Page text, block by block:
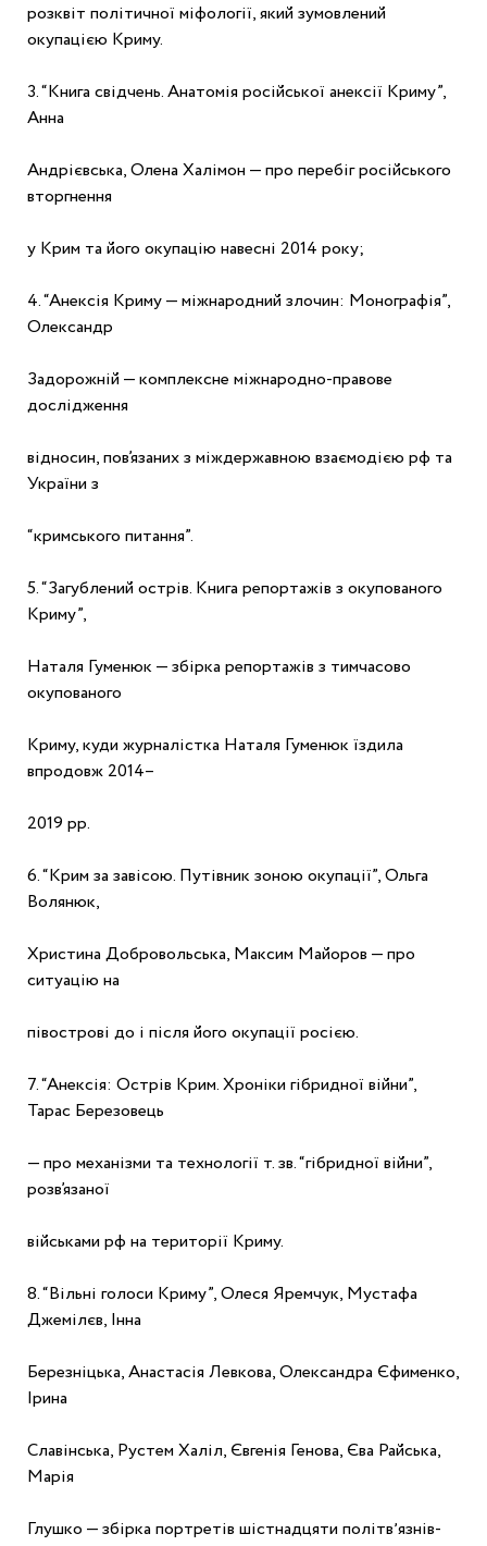
розквіт політичної міфології, який зумовлений
окупацією Криму.
3. “Книга свідчень. Анатомія російської анексії Криму”,
Анна
Андрієвська, Олена Халімон — про перебіг російського
вторгнення
у Крим та його окупацію навесні 2014 року;
4. “Анексія Криму — міжнародний злочин: Монографія”,
Олександр
Задорожній — комплексне міжнародно-правове
дослідження
відносин, пов’язаних з міждержавною взаємодією рф та
України з
“кримського питання”.
5. “Загублений острів. Книга репортажів з окупованого
Криму”,
Наталя Гуменюк — збірка репортажів з тимчасово
окупованого
Криму, куди журналістка Наталя Гуменюк їздила
впродовж 2014–
2019 рр.
6. “Крим за завісою. Путівник зоною окупації”, Ольга
Волянюк,
Христина Добровольська, Максим Майоров — про
ситуацію на
півострові до і після його окупації росією.
7. “Анексія: Острів Крим. Хроніки гібридної війни”,
Тарас Березовець
— про механізми та технології т. зв. “гібридної війни”,
розв’язаної
військами рф на території Криму.
8. “Вільні голоси Криму”, Олеся Яремчук, Мустафа
Джемілєв, Інна
Березніцька, Анастасія Левкова, Олександра Єфименко,
Ірина
Славінська, Рустем Халіл, Євгенія Генова, Єва Райська,
Марія
Глушко — збірка портретів шістнадцяти політвʼязнів-